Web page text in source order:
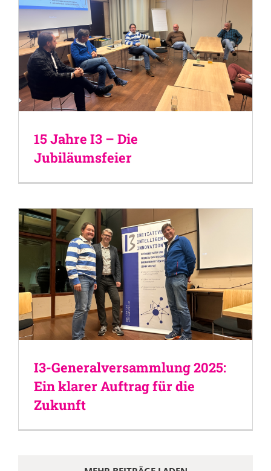
15 Jahre I3 – Die
Jubiläumsfeier
I3-Generalversammlung 2025:
Ein klarer Auftrag für die
Zukunft